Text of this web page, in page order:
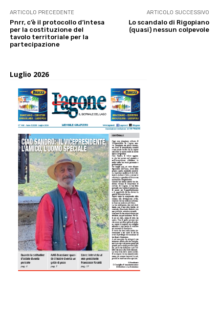
ARTICOLO PRECEDENTE
Pnrr, c’è il protocollo d’intesa
per la costituzione del
tavolo territoriale per la
partecipazione
ARTICOLO SUCCESSIVO
Lo scandalo di Rigopiano
(quasi) nessun colpevole
Luglio 2026